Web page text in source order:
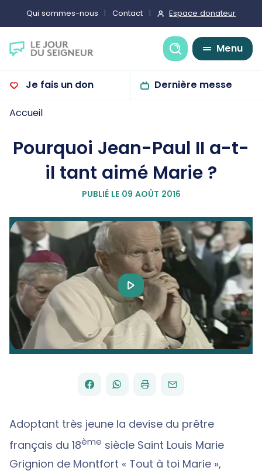
Qui sommes-nous Contact Espace donateur
Recherche
Menu
Je fais un don Dernière messe
Accueil
Pourquoi Jean-Paul II a-t-
il tant aimé Marie ?
PUBLIÉ LE 09 AOÛT 2016
Play
Video
PARTAGER
FACEBOOK
PARTAGER
WHATSAPP
IMPRIMERENVOYER
PAR
EMAIL
Adoptant très jeune la devise du prêtre
français du 18ème siècle Saint Louis Marie
Grignion de Montfort « Tout à toi Marie »,